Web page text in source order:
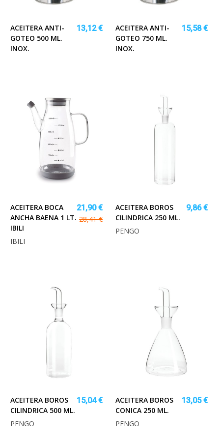
ACEITERA ANTI-
GOTEO 500 ML.
INOX.
13,12 €
ACEITERA ANTI-
GOTEO 750 ML.
INOX.
15,58 €
ACEITERA BOCA
ANCHA BAENA 1 LT.
IBILI
21,90 €
28,41 €
IBILI
ACEITERA BOROS
CILINDRICA 250 ML.
9,86 €
PENGO
ACEITERA BOROS
CILINDRICA 500 ML.
15,04 €
PENGO
ACEITERA BOROS
CONICA 250 ML.
13,05 €
PENGO